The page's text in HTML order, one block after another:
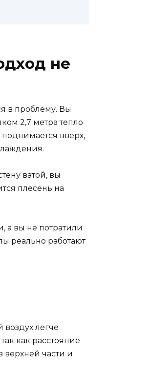
не
в проблему. Вы
2,7 метра тепло
поднимается вверх,
ватой, вы
плесень на
а вы не потратили
реально работают
воздух легче
как расстояние
верхней части и